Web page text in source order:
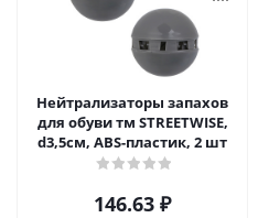
Нейтрализаторы запахов
для обуви тм STREETWISE,
d3,5см, ABS-пластик, 2 шт
146.63 ₽